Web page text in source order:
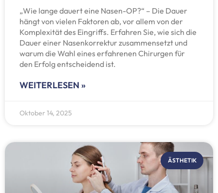
„Wie lange dauert eine Nasen-OP?“ – Die Dauer
hängt von vielen Faktoren ab, vor allem von der
Komplexität des Eingriffs. Erfahren Sie, wie sich die
Dauer einer Nasenkorrektur zusammensetzt und
warum die Wahl eines erfahrenen Chirurgen für
den Erfolg entscheidend ist.
WEITERLESEN »
Oktober 14, 2025
ÄSTHETIK